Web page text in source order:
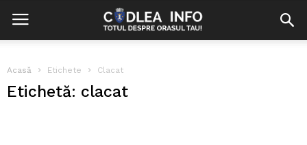
Acasă Etichete Clacat
Etichetă: clacat